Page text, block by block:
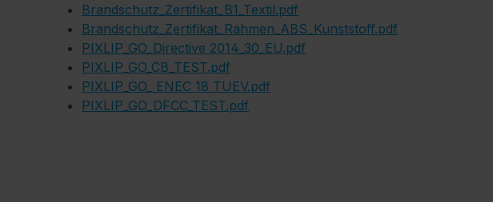
Brandschutz_Zertifikat_B1_Textil.pdf
Brandschutz_Zertifikat_Rahmen_ABS_Kunststoff.pdf
PIXLIP_GO_Directive 2014_30_EU.pdf
PIXLIP_GO_CB_TEST.pdf
PIXLIP_GO_ ENEC 18 TUEV.pdf
PIXLIP_GO_DFCC_TEST.pdf